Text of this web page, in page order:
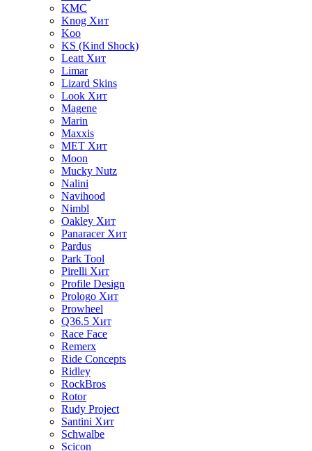
KMC
Knog Хит
Koo
KS (Kind Shock)
Leatt Хит
Limar
Lizard Skins
Look Хит
Magene
Marin
Maxxis
MET Хит
Moon
Mucky Nutz
Nalini
Navihood
Nimbl
Oakley Хит
Panaracer Хит
Pardus
Park Tool
Pirelli Хит
Profile Design
Prologo Хит
Prowheel
Q36.5 Хит
Race Face
Remerx
Ride Concepts
Ridley
RockBros
Rotor
Rudy Project
Santini Хит
Schwalbe
Scicon